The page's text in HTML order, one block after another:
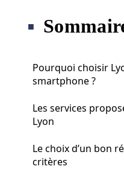
Pourquoi choisir
smartphone ?
Les services
Lyon
Le choix d’un bon
critères